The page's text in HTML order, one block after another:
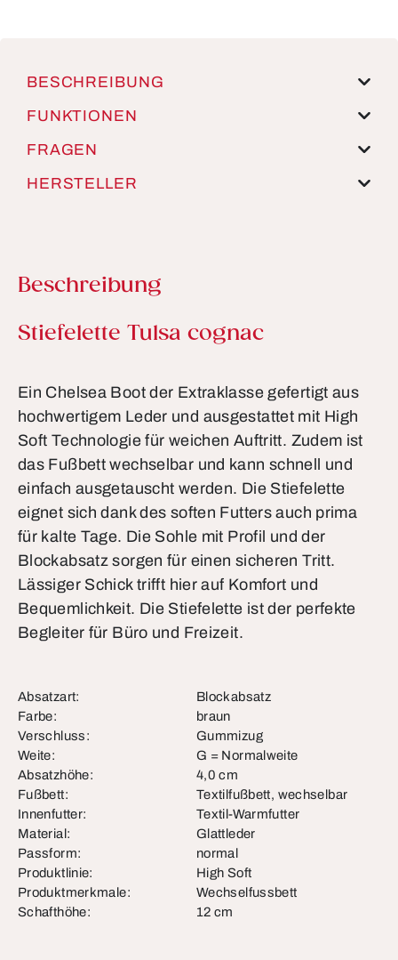
BESCHREIBUNG
FUNKTIONEN
FRAGEN
HERSTELLER
Beschreibung
Produktinformationen
Stiefelette Tulsa cognac
Ein Chelsea Boot der Extraklasse gefertigt aus
hochwertigem Leder und ausgestattet mit High
Soft Technologie für weichen Auftritt. Zudem ist
das Fußbett wechselbar und kann schnell und
einfach ausgetauscht werden. Die Stiefelette
eignet sich dank des soften Futters auch prima
für kalte Tage. Die Sohle mit Profil und der
Blockabsatz sorgen für einen sicheren Tritt.
Lässiger Schick trifft hier auf Komfort und
Bequemlichkeit. Die Stiefelette ist der perfekte
Begleiter für Büro und Freizeit.
Absatzart:
Blockabsatz
Farbe:
braun
Verschluss:
Gummizug
Weite:
G = Normalweite
Absatzhöhe:
4,0 cm
Fußbett:
Textilfußbett, wechselbar
Innenfutter:
Textil-Warmfutter
Material:
Glattleder
Passform:
normal
Produktlinie:
High Soft
Produktmerkmale:
Wechselfussbett
Schafthöhe:
12 cm